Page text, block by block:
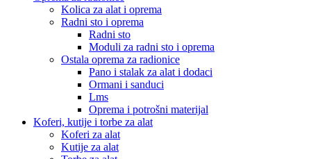
Kolica za alat i oprema
Radni sto i oprema
Radni sto
Moduli za radni sto i oprema
Ostala oprema za radionice
Pano i stalak za alat i dodaci
Ormani i sanduci
Lms
Oprema i potrošni materijal
Koferi, kutije i torbe za alat
Koferi za alat
Kutije za alat